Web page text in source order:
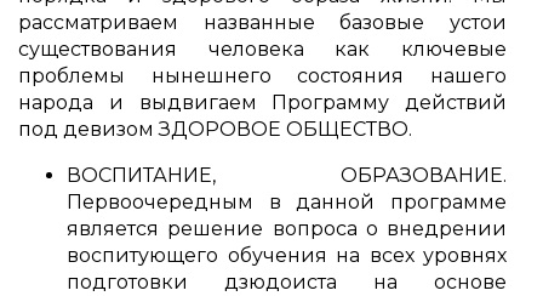
рассматриваем названные базовые устои
существования человека как ключевые
проблемы нынешнего состояния нашего
народа и выдвигаем Программу действий
под девизом ЗДОРОВОЕ ОБЩЕСТВО.
ВОСПИТАНИЕ, ОБРАЗОВАНИЕ.
Первоочередным в данной программе
является решение вопроса о внедрении
воспитующего обучения на всех уровнях
подготовки дзюдоиста на основе